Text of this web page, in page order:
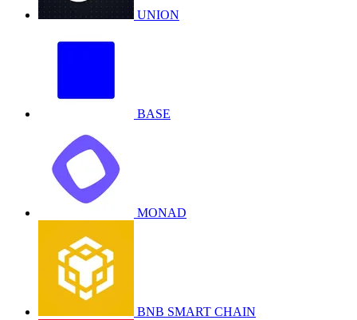
UNION
BASE
MONAD
BNB SMART CHAIN